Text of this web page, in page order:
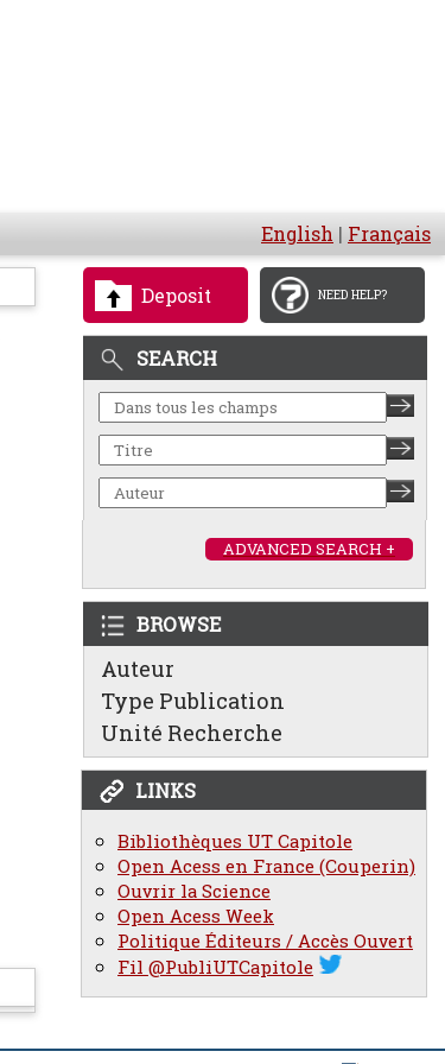
English | Français
Deposit NEED HELP?
SEARCH
ADVANCED SEARCH +
BROWSE
Auteur
Type Publication
Unité Recherche
LINKS
Bibliothèques UT Capitole
Open Acess en France (Couperin)
Ouvrir la Science
Open Acess Week
Politique Éditeurs / Accès Ouvert
Fil @PubliUTCapitole